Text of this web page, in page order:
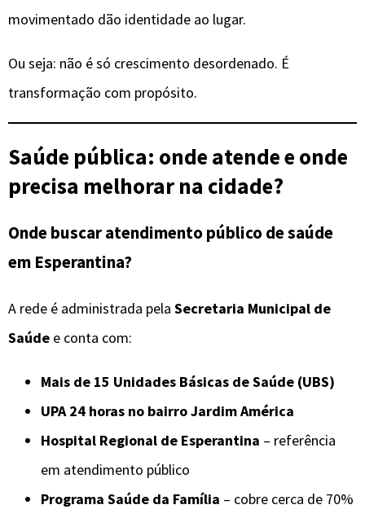
movimentado dão identidade ao lugar.
Ou seja: não é só crescimento desordenado. É
transformação com propósito.
Saúde pública: onde atende e onde
precisa melhorar na cidade?
Onde buscar atendimento público de saúde
em Esperantina?
A rede é administrada pela Secretaria Municipal de
Saúde e conta com:
Mais de 15 Unidades Básicas de Saúde (UBS)
UPA 24 horas no bairro Jardim América
Hospital Regional de Esperantina – referência
em atendimento público
Programa Saúde da Família – cobre cerca de 70%